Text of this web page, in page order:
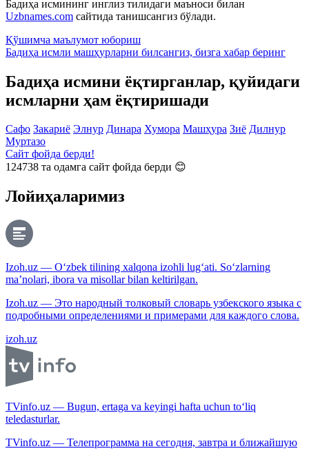
Бадиҳа исмининг инглиз тилидаги маъноси билан
Uzbnames.com сайтида танишсангиз бўлади.
Қўшимча маълумот юбориш
Бадиҳа исмли машҳурларни билсангиз, бизга хабар беринг
Бадиҳа исмини ёқтирганлар, қуйидаги
исмларни ҳам ёқтиришади
Сафо Закариё Элнур Динара Хумора Машҳура Зиё Дилнур
Муртазо
Сайт фойда берди!
124738 та одамга сайт фойда берди 😊
Лойиҳаларимиз
Izoh.uz — O‘zbek tilining xalqona izohli lug‘ati. So‘zlarning
ma’nolari, ibora va misollar bilan keltirilgan.
Izoh.uz — Это народный толковый словарь узбекского языка с
подробными определениями и примерами для каждого слова.
izoh.uz
TVinfo.uz — Bugun, ertaga va keyingi hafta uchun to‘liq
teledasturlar.
TVinfo.uz — Телепрограмма на сегодня, завтра и ближайшую